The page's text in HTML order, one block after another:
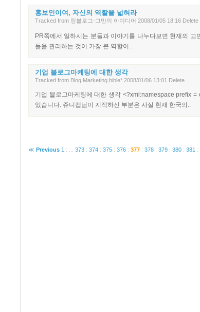
홍보인이여, 자신의 역할을 넓혀라
Tracked from 링블로그-그만의 아이디어 2008/01/05 18:16 Delete
PR쪽에서 일하시는 분들과 이야기를 나누다보면 현재의
들을 관리하는 것이 가장 큰 역할이..
기업 블로그마케팅에 대한 생각
Tracked from Blog Marketing bible* 2008/01/06 13:01 Delete
기업 블로그마케팅에 대한 생각 <?xml:namespace prefix
있습니다. 쥬니캡님이 지적하신 부분은 사실 현재 한국의..
≪ Previous 1 : 373 : 374 : 375 : 376 : 377 : 378 : 379 : 380 : 381 :